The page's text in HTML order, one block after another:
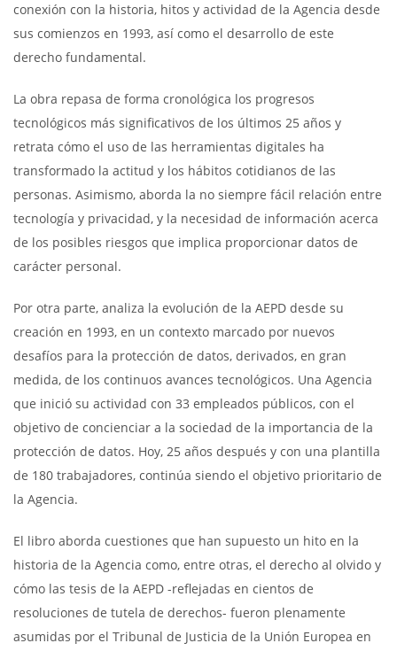
conexión con la historia, hitos y actividad de la Agencia desde
sus comienzos en 1993, así como el desarrollo de este
derecho fundamental.
La obra repasa de forma cronológica los progresos
tecnológicos más significativos de los últimos 25 años y
retrata cómo el uso de las herramientas digitales ha
transformado la actitud y los hábitos cotidianos de las
personas. Asimismo, aborda la no siempre fácil relación entre
tecnología y privacidad, y la necesidad de información acerca
de los posibles riesgos que implica proporcionar datos de
carácter personal.
Por otra parte, analiza la evolución de la AEPD desde su
creación en 1993, en un contexto marcado por nuevos
desafíos para la protección de datos, derivados, en gran
medida, de los continuos avances tecnológicos. Una Agencia
que inició su actividad con 33 empleados públicos, con el
objetivo de concienciar a la sociedad de la importancia de la
protección de datos. Hoy, 25 años después y con una plantilla
de 180 trabajadores, continúa siendo el objetivo prioritario de
la Agencia.
El libro aborda cuestiones que han supuesto un hito en la
historia de la Agencia como, entre otras, el derecho al olvido y
cómo las tesis de la AEPD -reflejadas en cientos de
resoluciones de tutela de derechos- fueron plenamente
asumidas por el Tribunal de Justicia de la Unión Europea en